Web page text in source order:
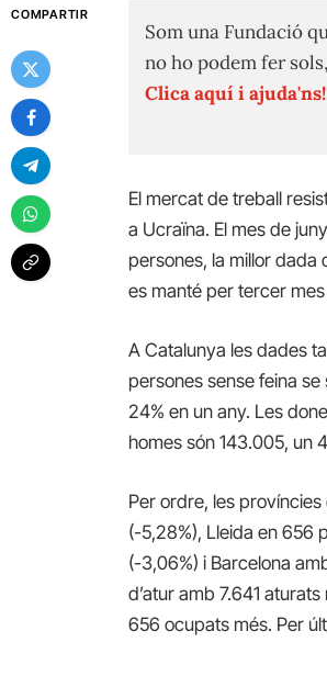
COMPARTIR
Som una Fundació
no ho podem fer
Clica aquí i ajuda'ns!
El mercat de treball
a Ucraïna. El mes de
persones, la millor dada
es manté per tercer
A Catalunya les dades
persones sense feina se
24% en un any. Les
homes són 143.005, un
Per ordre, les províncies
(-5,28%), Lleida en 656
(-3,06%) i Barcelona
d’atur amb 7.641
656 ocupats més. Per